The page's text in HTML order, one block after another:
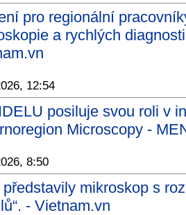
pro regionální
a rychlých
12:54
posiluje svou roli v
Microscopy -
8:50
představily mikroskop s
- Vietnam.vn